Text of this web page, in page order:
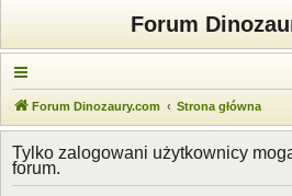
Forum
Forum Dinozaury.com Strona główna
Tylko zalogowani użytkownicy
forum.